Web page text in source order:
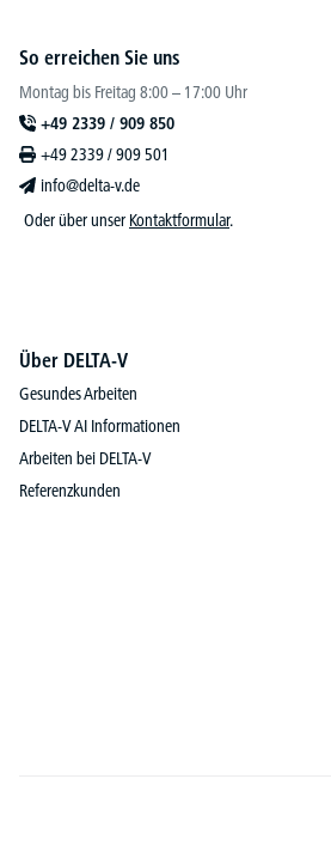
So erreichen Sie uns
Montag bis Freitag 8:00 – 17:00 Uhr
+49 2339 / 909 850
+49 2339 / 909 501
info@delta-v.de
Oder über unser Kontaktformular.
Über DELTA-V
Gesundes Arbeiten
DELTA-V AI Informationen
Arbeiten bei DELTA-V
Referenzkunden